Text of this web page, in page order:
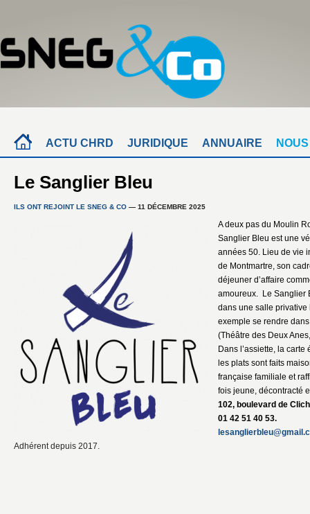
ACTU CHRD JURIDIQUE ANNUAIRE
Le Sanglier Bleu
ILS ONT REJOINT LE SNEG & CO — 11 DÉCEMBRE 2025
A deux pas du Moulin
Sanglier Bleu est une
années 50. Lieu de vie
de Montmartre, son
déjeuner d’affaire
amoureux. Le Sanglier
dans une salle
exemple se rendre
(Théâtre des Deux
Dans l’assiette, la
les plats sont faits
française familiale et
fois jeune, décontracté
102, boulevard de
01 42 51 40 53.
Adhérent depuis 2017.